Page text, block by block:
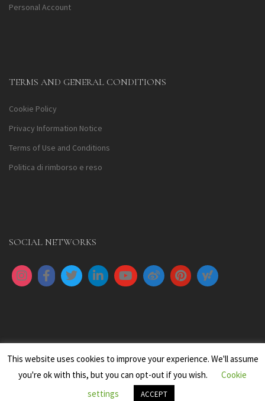
Personal Account
TERMS AND GENERAL CONDITIONS
Cookie Policy
Privacy Information Notice
Terms of Use and Conditions
Politica di rimborso e reso
SOCIAL NETWORKS
All images are copyright to their respective owners
This website uses cookies to improve your experience. We'll assume
you're ok with this, but you can opt-out if you wish.
Cookie
settings
ACCEPT